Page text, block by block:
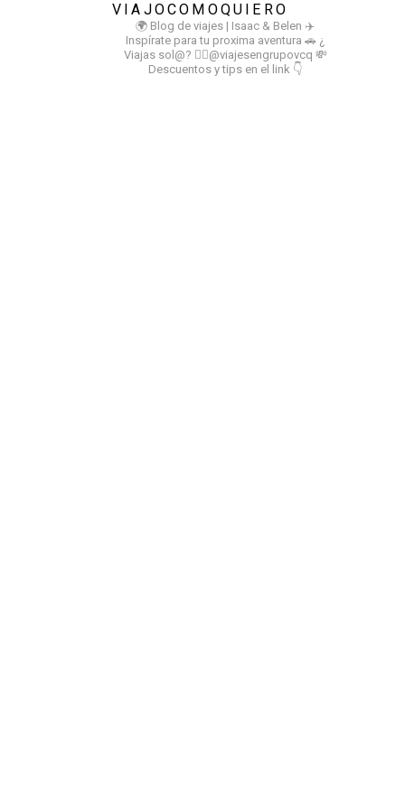
VIAJOCOMOQUIERO
🌍 Blog de viajes | Isaac & Belen ✈️
Inspírate para tu proxima aventura 🚗 ¿
Viajas sol@? 👉🏻@viajesengrupovcq 💸
Descuentos y tips en el link 👇